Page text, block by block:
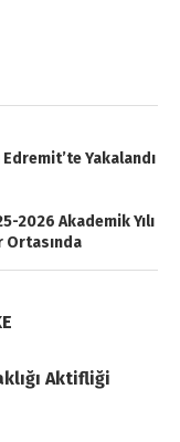
Edremit’te Yakalandı
2026 Akademik Yılı
Ortasında
Aktifliği